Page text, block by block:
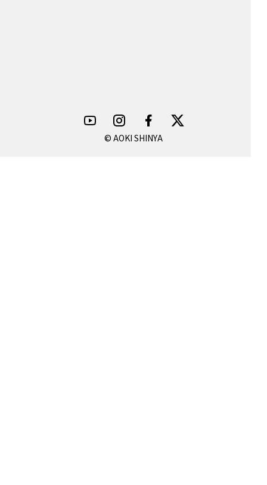
© AOKI SHINYA